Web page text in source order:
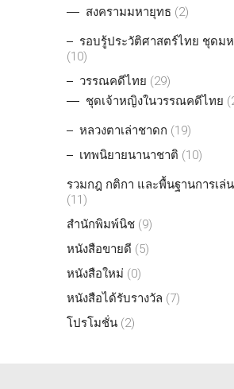
สงครามมหายุทธ (2)
รอบรู้ประวัติศาสตร์ไทย ชุดม
(10)
วรรณคดีไทย (29)
ชุดเจ้าหญิงในวรรณคดีไทย
หลวงตาเล่าชาดก (19)
เทพนิยายนานาชาติ (10)
รวมกฎ กติกา และพื้นฐานการเล่
(11)
สำนักพิมพ์นิช (9)
หนังสือขายดี (5)
หนังสือใหม่ (0)
หนังสือได้รับรางวัล (7)
โปรโมชั่น (2)